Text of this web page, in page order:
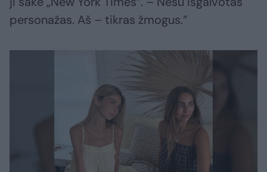
personažas. Aš – tikras žmogus.“